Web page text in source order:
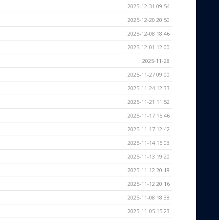
2025-12-31 09:54
2025-12-20 20:50
2025-12-08 18:46
2025-12-01 12:00
2025-11-28
2025-11-27 09:00
2025-11-24 12:33
2025-11-21 11:52
2025-11-17 15:46
2025-11-17 12:42
2025-11-14 15:03
2025-11-13 19:20
2025-11-12 20:18
2025-11-12 20:16
2025-11-08 18:38
2025-11-05 15:23